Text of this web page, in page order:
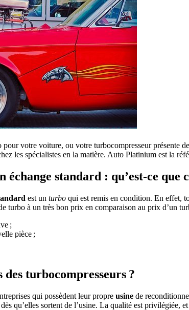
pour votre voiture, ou votre turbocompresseur présente
les spécialistes en la matière. Auto Platinium est la
standard : qu’est-ce que
est un turbo qui est remis en condition. En effet,
turbo à un très bon prix en comparaison au prix d’un
;
pièce ;
des turbocompresseurs ?
qui possèdent leur propre usine de
qu’elles sortent de l’usine. La qualité est privilégiée,